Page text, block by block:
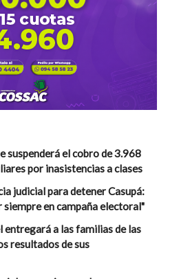
suspenderá el cobro de 3.968
por inasistencias a clases
judicial para detener Casupá:
siempre en campaña electoral"
entregará a las familias de las
resultados de sus